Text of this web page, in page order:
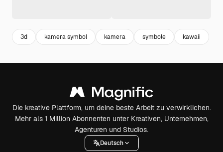
3d kamera symbol kamera symbole kawaii
Die kreative Plattform, um deine beste Arbeit zu verwirklichen.
Mehr als 1 Million Abonnenten unter Kreativen, Unternehmen,
Agenturen und Studios.
Deutsch